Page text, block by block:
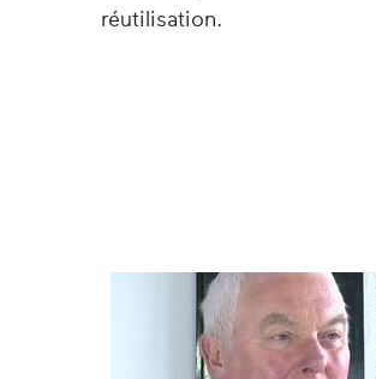
réutilisation.